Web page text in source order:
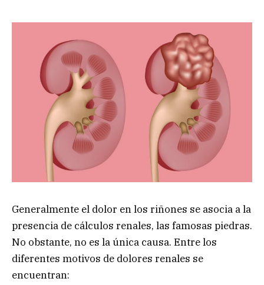
Generalmente el dolor en los riñones se asocia a la
presencia de cálculos renales, las famosas piedras.
No obstante, no es la única causa. Entre los
diferentes motivos de dolores renales se
encuentran: